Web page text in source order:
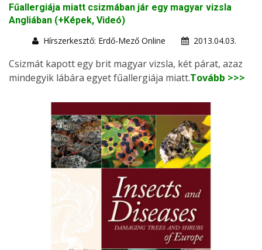
Fűallergiája miatt csizmában jár egy magyar vizsla
Angliában (+Képek, Videó)
Hírszerkesztő: Erdő-Mező Online
2013.04.03.
Csizmát kapott egy brit magyar vizsla, két párat, azaz
mindegyik lábára egyet fűallergiája miatt.Tovább >>>